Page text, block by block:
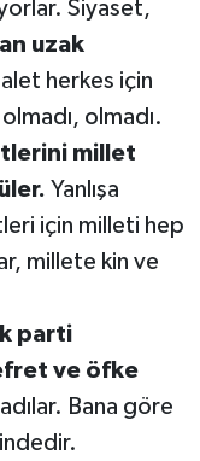
Siyaset,
uzak
herkes için
olmadı.
millet
Yanlışa
için milleti hep
millete kin ve
parti
ve öfke
Bana göre